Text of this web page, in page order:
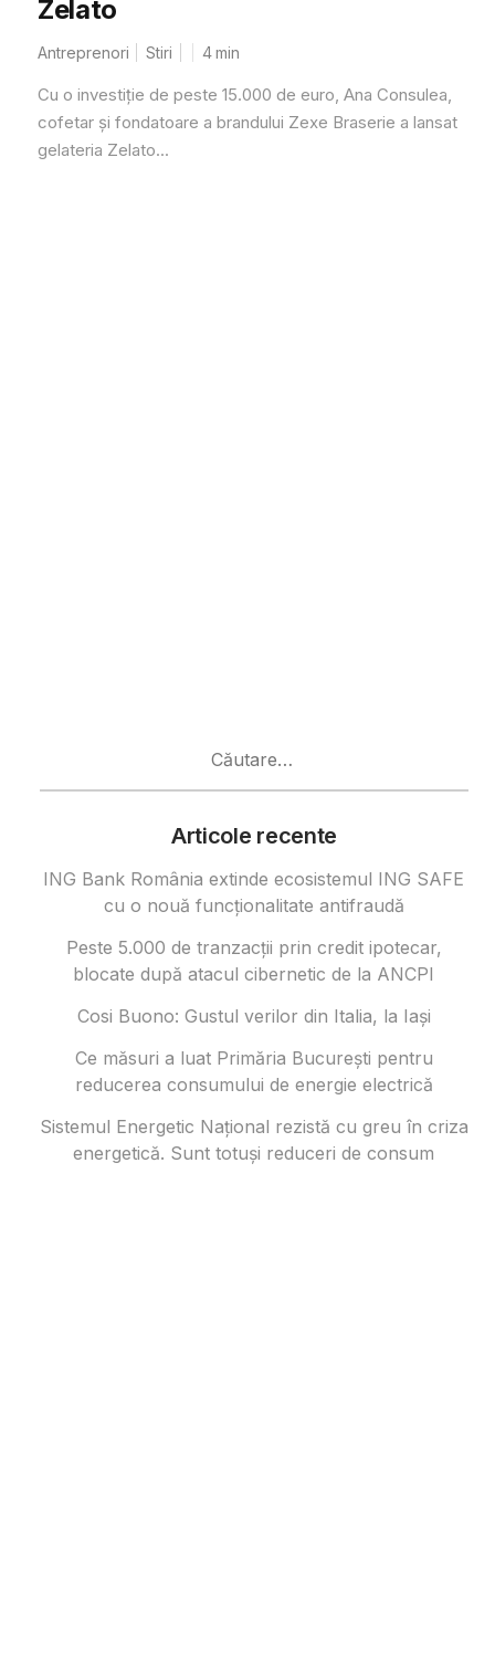
Zelato
Antreprenori Stiri 4min
Cu o investiție de peste 15.000 de euro, Ana Consulea,
cofetar și fondatoare a brandului Zexe Braserie a lansat
gelateria Zelato...
Articole recente
ING Bank România extinde ecosistemul ING SAFE
cu o nouă funcționalitate antifraudă
Peste 5.000 de tranzacții prin credit ipotecar,
blocate după atacul cibernetic de la ANCPI
Cosi Buono: Gustul verilor din Italia, la Iași
Ce măsuri a luat Primăria București pentru
reducerea consumului de energie electrică
Sistemul Energetic Național rezistă cu greu în criza
energetică. Sunt totuși reduceri de consum